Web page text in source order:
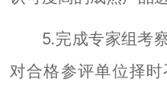
5.完成专家组考
对合格参评单位择时